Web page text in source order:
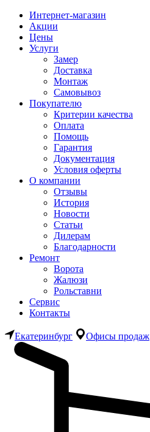
Интернет-магазин
Акции
Цены
Услуги
Замер
Доставка
Монтаж
Самовывоз
Покупателю
Критерии качества
Оплата
Помощь
Гарантия
Документация
Условия оферты
О компании
Отзывы
История
Новости
Статьи
Дилерам
Благодарности
Ремонт
Ворота
Жалюзи
Рольставни
Сервис
Контакты
Екатеринбург Офисы продаж